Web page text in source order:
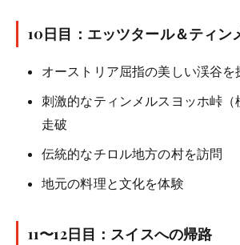
10日目：エッツタール＆ティン
オーストリア屈指の美しい渓谷を
刺激的なティンメルスヨッホ峠
走破
伝統的なチロル地方の村を訪問
地元の料理と文化を体験
11〜12日目：スイスへの帰路